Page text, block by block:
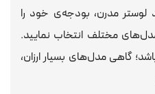
مدرن، بودجه‌ی خود را
مختلف انتخاب نمایید.
گاهی مدل‌های بسیار ارزان،